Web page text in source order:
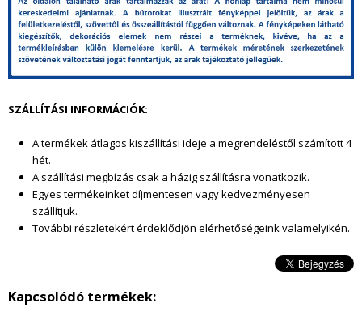
k
e
l
p
SZÁLLÍTÁSI INFORMÁCIÓK:
A termékek átlagos kiszállítási ideje a megrendeléstől számított 4
hét.
A szállítási megbízás csak a házig szállításra vonatkozik.
Egyes termékeinket díjmentesen vagy kedvezményesen
szállítjuk.
További részletekért érdeklődjön elérhetőségeink valamelyikén.
Kapcsolódó termékek: